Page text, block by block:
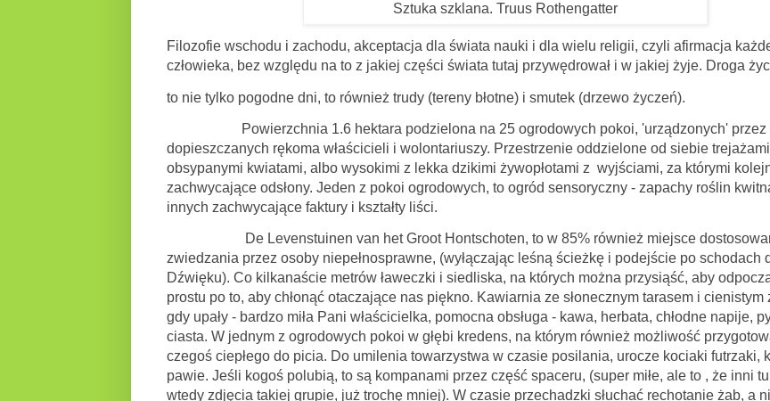
Sztuka szklana. Truus Rothengatter
Filozofie wschodu i zachodu, akceptacja dla świata nauki i dla wielu religii, czyli afirmacja
człowieka, bez względu na to z jakiej części świata tutaj przywędrował i w jakiej żyje. Droga
to nie tylko pogodne dni, to również trudy (tereny błotne) i smutek (drzewo życzeń).
Powierzchnia 1.6 hektara podzielona na 25 ogrodowych pokoi, 'urządzonych' przez
dopieszczanych rękoma właścicieli i wolontariuszy. Przestrzenie oddzielone od siebie trejażami
obsypanymi kwiatami, albo wysokimi z lekka dzikimi żywopłotami z wyjściami, za którymi
zachwycające odsłony. Jeden z pokoi ogrodowych, to ogród sensoryczny - zapachy roślin
innych zachwycające faktury i kształty liści.
De Levenstuinen van het Groot Hontschoten, to w 85% również miejsce
zwiedzania przez osoby niepełnosprawne, (wyłączając leśną ścieżkę i podejście po schodach
Dźwięku). Co kilkanaście metrów ławeczki i siedliska, na których można przysiąść, aby
prostu po to, aby chłonąć otaczające nas piękno. Kawiarnia ze słonecznym tarasem i cienistym
gdy upały - bardzo miła Pani właścicielka, pomocna obsługa - kawa, herbata, chłodne napije,
ciasta. W jednym z ogrodowych pokoi w głębi kredens, na którym również możliwość
czegoś ciepłego do picia. Do umilenia towarzystwa w czasie posilania, urocze kociaki futrzaki,
pawie. Jeśli kogoś polubią, to są kompanami przez część spaceru, (super miłe, ale to , że inni
wtedy zdjęcia takiej grupie, już trochę mniej). W czasie przechadzki słuchać rechotanie żab, a